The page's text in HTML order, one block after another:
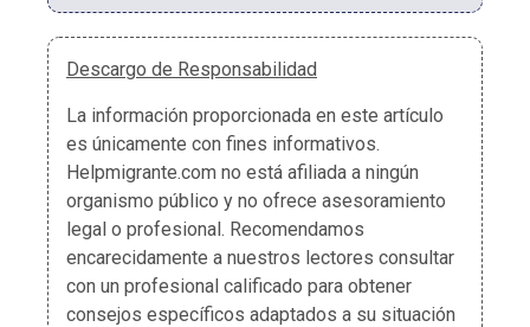
Descargo de Responsabilidad
La información proporcionada en este artículo
es únicamente con fines informativos.
Helpmigrante.com no está afiliada a ningún
organismo público y no ofrece asesoramiento
legal o profesional. Recomendamos
encarecidamente a nuestros lectores consultar
con un profesional calificado para obtener
consejos específicos adaptados a su situación